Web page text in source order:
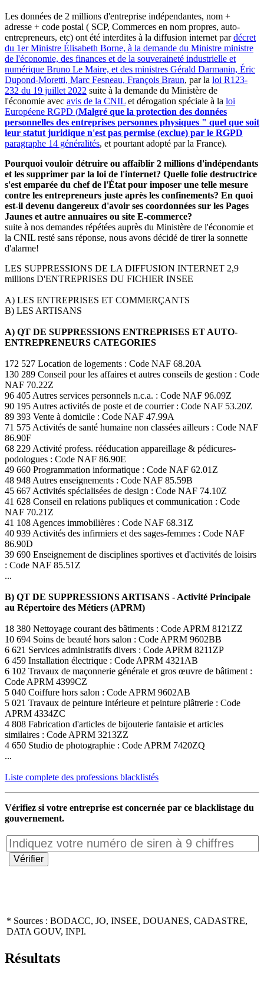
Les données de 2 millions d'entreprise indépendantes, nom +
adresse + code postal ( SCP, Commerces en nom propres, auto-
entrepreneurs, etc) ont été interdites à la diffusion internet pardécret
du 1er Ministre Élisabeth Borne, à la demande du Ministre ministre
de l'économie, des finances et de la souveraineté industrielle et
numérique Bruno Le Maire, et des ministres Gérald Darmanin, Éric
Dupond-Moretti, Marc Fesneau, François Braun, par la loi R123-
232 du 19 juillet 2022 suite à la demande du Ministère de
l'économie avec avis de la CNIL et dérogation spéciale à la loi
Européene RGPD (Malgré que la protection des données
personnelles des entreprises personnes physiques " quel que soit
leur statut juridique n'est pas permise (exclue) par le RGPD
paragraphe 14 généralités, et pourtant adopté par la France).
Pourquoi vouloir détruire ou affaiblir 2 millions d'indépendants
et les supprimer par la loi de l'internet? Quelle folie destructrice
s'est emparée du chef de l'État pour imposer une telle mesure
contre les entrepreneurs juste après les confinements? En quoi
est-il devenu dangereux d'avoir ses coordonnées sur les Pages
Jaunes et autre annuaires ou site E-commerce?
suite à nos demandes répétées auprès du Ministère de l'économie et
la CNIL resté sans réponse, nous avons décidé de tirer la sonnette
d'alarme!
LES SUPPRESSIONS DE LA DIFFUSION INTERNET 2,9
millions D'ENTREPRISES DU FICHIER INSEE
A) LES ENTREPRISES ET COMMERÇANTS
B) LES ARTISANS
A) QT DE SUPPRESSIONS ENTREPRISES ET AUTO-
ENTREPRENEURS CATEGORIES
172 527 Location de logements : Code NAF 68.20A
130 289 Conseil pour les affaires et autres conseils de gestion : Code
NAF 70.22Z
96 405 Autres services personnels n.c.a. : Code NAF 96.09Z
90 195 Autres activités de poste et de courrier : Code NAF 53.20Z
89 393 Vente à domicile : Code NAF 47.99A
71 575 Activités de santé humaine non classées ailleurs : Code NAF
86.90F
68 229 Activité profess. rééducation appareillage & pédicures-
podologues : Code NAF 86.90E
49 660 Programmation informatique : Code NAF 62.01Z
48 948 Autres enseignements : Code NAF 85.59B
45 667 Activités spécialisées de design : Code NAF 74.10Z
41 628 Conseil en relations publiques et communication : Code
NAF 70.21Z
41 108 Agences immobilières : Code NAF 68.31Z
40 939 Activités des infirmiers et des sages-femmes : Code NAF
86.90D
39 690 Enseignement de disciplines sportives et d'activités de loisirs
: Code NAF 85.51Z
...
B) QT DE SUPPRESSIONS ARTISANS - Activité Principale
au Répertoire des Métiers (APRM)
18 380 Nettoyage courant des bâtiments : Code APRM 8121ZZ
10 694 Soins de beauté hors salon : Code APRM 9602BB
6 621 Services administratifs divers : Code APRM 8211ZP
6 459 Installation électrique : Code APRM 4321AB
6 102 Travaux de maçonnerie générale et gros œuvre de bâtiment :
Code APRM 4399CZ
5 040 Coiffure hors salon : Code APRM 9602AB
5 021 Travaux de peinture intérieure et peinture plâtrerie : Code
APRM 4334ZC
4 808 Fabrication d'articles de bijouterie fantaisie et articles
similaires : Code APRM 3213ZZ
4 650 Studio de photographie : Code APRM 7420ZQ
...
Liste complete des professions blacklistés
Vérifiez si votre entreprise est concernée par ce blacklistage du
gouvernement.
* Sources : BODACC, JO, INSEE, DOUANES, CADASTRE,
DATA GOUV, INPI.
Résultats